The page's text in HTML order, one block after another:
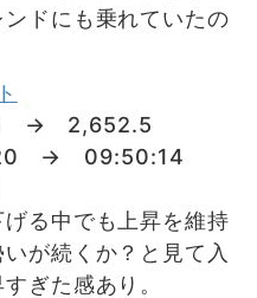
ドにも乗れていたの
→ 2,652.5
→ 09:50:14
中でも上昇を維持
が続くか？と見て入
ぎた感あり。